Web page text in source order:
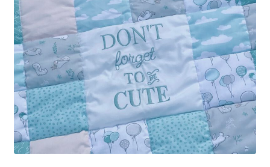
Mein Konto
Shop
Versandarten
Warenkorb
Widerrufsbelehrung